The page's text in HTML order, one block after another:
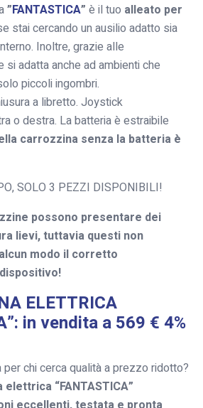
”FANTASTICA” è il tuo alleato per
stai cercando un ausilio adatto sia
Inoltre, grazie alle
si adatta anche ad ambienti che
piccoli ingombri.
a libretto. Joystick
o destra. La batteria è estraibile
carrozzina senza la batteria è
SOLO 3 PEZZI DISPONIBILI!
possono presentare dei
lievi, tuttavia questi non
modo il corretto
ELETTRICA
in vendita a 569 € 4%
chi cerca qualità a prezzo ridotto?
“FANTASTICA”